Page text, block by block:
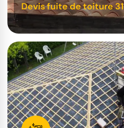
Devis fuite de toiture 31